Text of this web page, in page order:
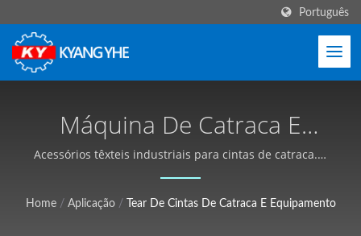
Português
Máquina De Catraca E
Soluções De Produção |
Equipamento Têxtil
Acessórios têxteis industriais para cintas de catraca. |
Máquinas de Tecido Estreito e Etiquetas, Serviço
Home / Aplicação / Tear De Cintas De Catraca E Equipamento